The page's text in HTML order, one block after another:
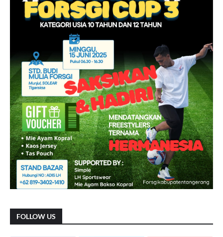
FOLLOW US